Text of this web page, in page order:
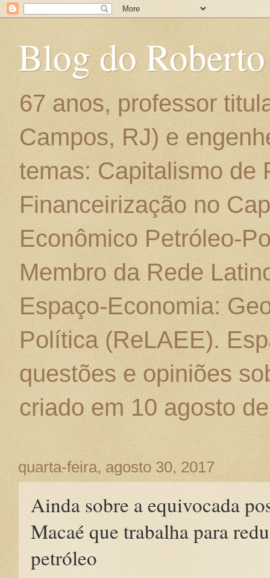
Blog do
67 anos, professor
Campos, RJ) e
temas: Capitalismo de
Financeirização no
Econômico Petróleo-
Membro da Rede
Espaço-Economia:
Política (ReLAEE).
questões e opiniões
criado em 10 agosto
quarta-feira, agosto 30, 2017
Ainda sobre a equivocada
Macaé que trabalha para
petróleo